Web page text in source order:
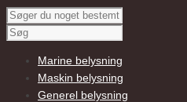
Marine belysning
Maskin belysning
Generel belysning